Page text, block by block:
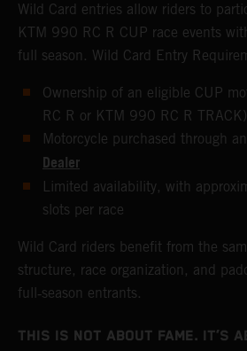
Wild Card entries allow riders to
KTM 990 RC R CUP race events
full season. Wild Card Entry
Ownership of an eligible CUP
RC R or KTM 990 RC R TRACK)
Motorcycle purchased through
Dealer
Limited availability, with
slots per race
Wild Card riders benefit from the
structure, race organization, and
full‑season entrants.
THIS IS NOT ABOUT FAME. IT’S